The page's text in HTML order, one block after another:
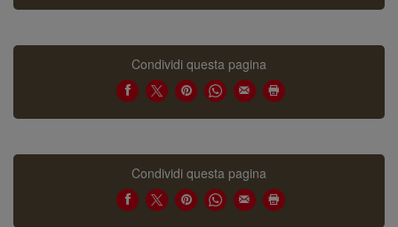
Condividi questa pagina
Condividi questa pagina